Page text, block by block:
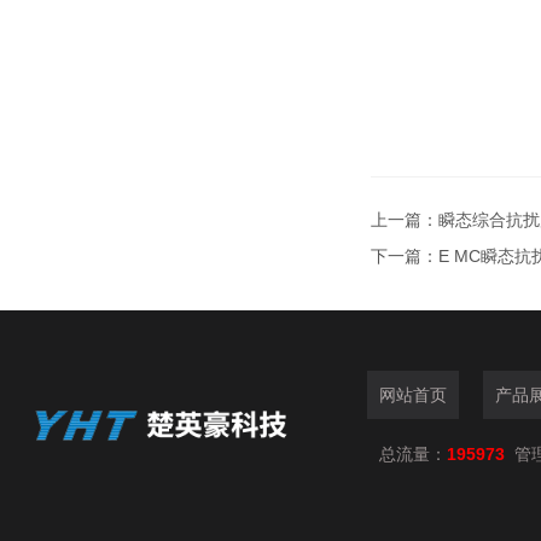
上一篇： 瞬态综合抗
下一篇： E MC瞬态抗
网站首页 产品
总流量： 195973 管